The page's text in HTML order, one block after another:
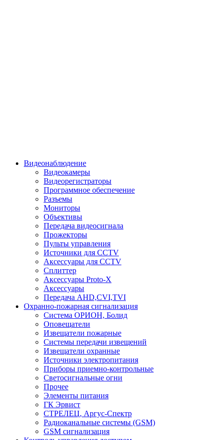
Видеонаблюдение
Видеокамеры
Видеорегистраторы
Программное обеспечение
Разъемы
Мониторы
Объективы
Передача видеосигнала
Прожекторы
Пульты управления
Источники для CCTV
Аксессуары для CCTV
Сплиттер
Аксессуары Proto-X
Аксессуары
Передача AHD,CVI,TVI
Охранно-пожарная сигнализация
Система ОРИОН, Болид
Оповещатели
Извещатели пожарные
Системы передачи извещений
Извещатели охранные
Источники электропитания
Приборы приемно-контрольные
Светосигнальные огни
Прочее
Элементы питания
ГК Эрвист
СТРЕЛЕЦ, Аргус-Спектр
Радиоканальные системы (GSM)
GSM сигнализация